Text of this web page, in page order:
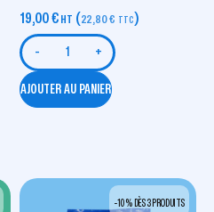
19,00€ HT (22,80€ TTC)
- +
AJOUTER AU PANIER
-10 % DÈS 3 PRODUITS